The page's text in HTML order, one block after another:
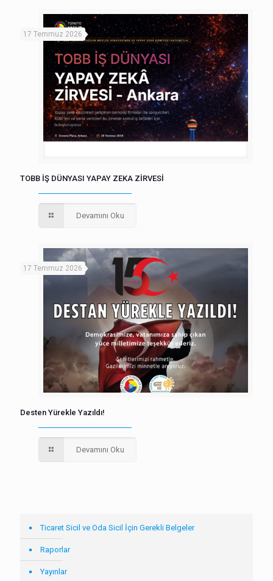
17 Temmuz 2026
TOBB İŞ DÜNYASI YAPAY ZEKA ZİRVESİ
Devamını Oku
17 Temmuz 2026
Desten Yürekle Yazıldı!
Devamını Oku
Ticaret Sicil ve Oda Sicil İçin Gerekli Belgeler
Raporlar
Yayınlar